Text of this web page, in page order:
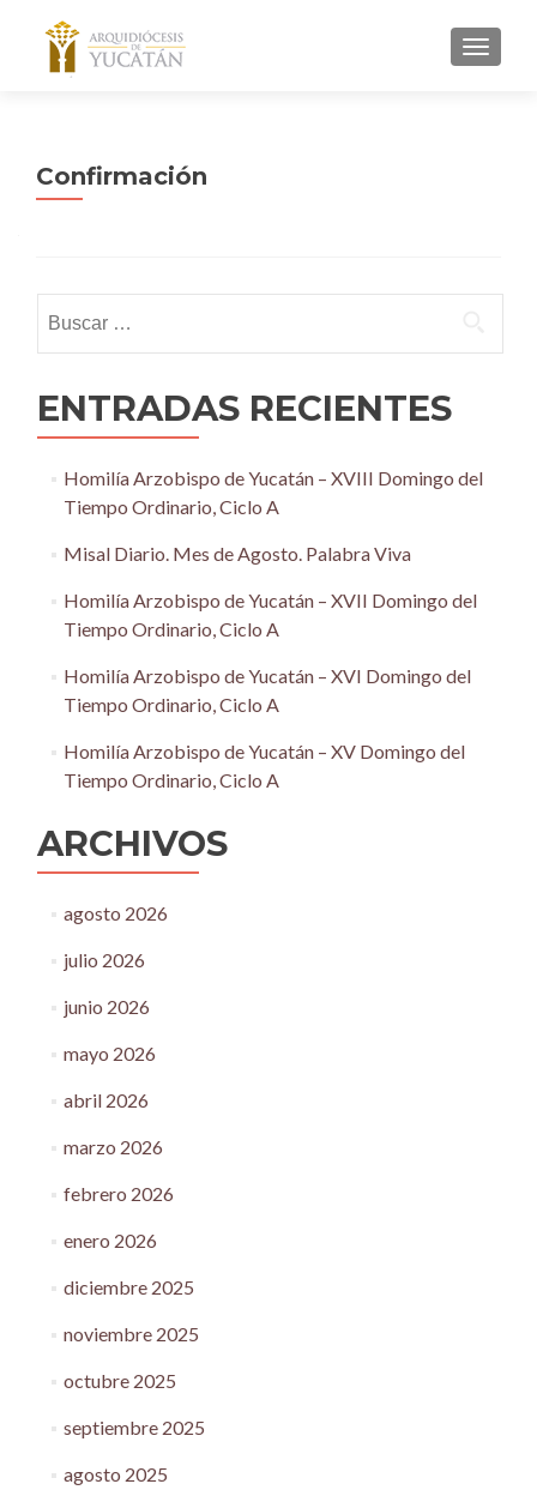
MENU
Confirmación
ENTRADAS RECIENTES
Homilía Arzobispo de Yucatán – XVIII Domingo del
Tiempo Ordinario, Ciclo A
Misal Diario. Mes de Agosto. Palabra Viva
Homilía Arzobispo de Yucatán – XVII Domingo del
Tiempo Ordinario, Ciclo A
Homilía Arzobispo de Yucatán – XVI Domingo del
Tiempo Ordinario, Ciclo A
Homilía Arzobispo de Yucatán – XV Domingo del
Tiempo Ordinario, Ciclo A
ARCHIVOS
agosto 2026
julio 2026
junio 2026
mayo 2026
abril 2026
marzo 2026
febrero 2026
enero 2026
diciembre 2025
noviembre 2025
octubre 2025
septiembre 2025
agosto 2025